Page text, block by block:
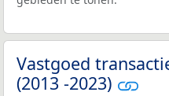
Vastgoed
(2013 -2023)